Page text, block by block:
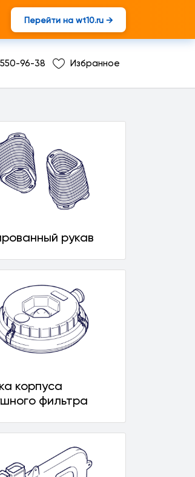
Перейти на wt10.ru →
96-38 Избранное
рукав
корпуса
фильтра